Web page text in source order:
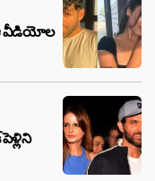
ఆ వీడియోల